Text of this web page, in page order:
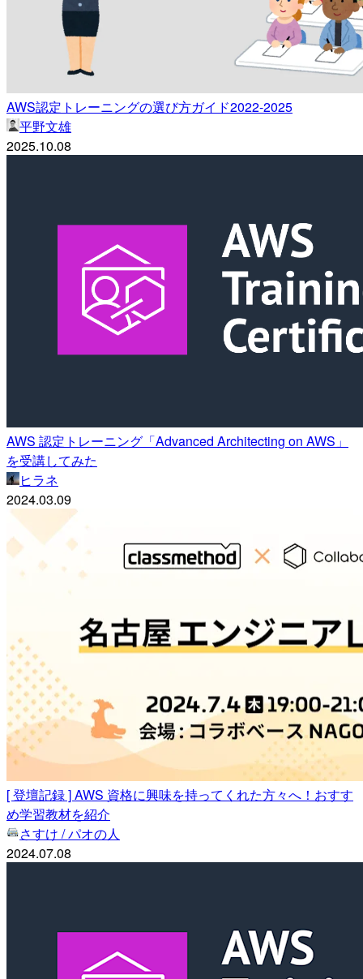
AWS認定トレーニングの選び方ガイド2022-2025
平野文雄
2025.10.08
AWS 認定トレーニング「Advanced Architecting on AWS」
を受講してみた
ヒラネ
2024.03.09
[ 登壇記録 ] AWS 資格に興味を持ってくれた方々へ！おすす
め学習教材を紹介
さすけ / パオの人
2024.07.08